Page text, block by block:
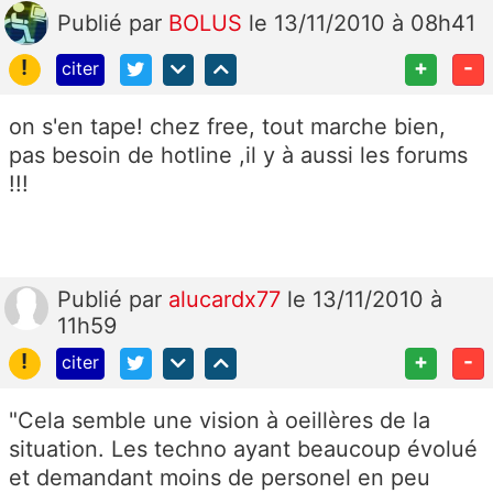
Publié par BOLUS le 13/11/2010 à 08h41
!
citer + -
on s'en tape! chez free, tout marche bien,
pas besoin de hotline ,il y à aussi les forums
!!!
Publié par alucardx77 le 13/11/2010 à
11h59
!
citer + -
"Cela semble une vision à oeillères de la
situation. Les techno ayant beaucoup évolué
et demandant moins de personel en peu